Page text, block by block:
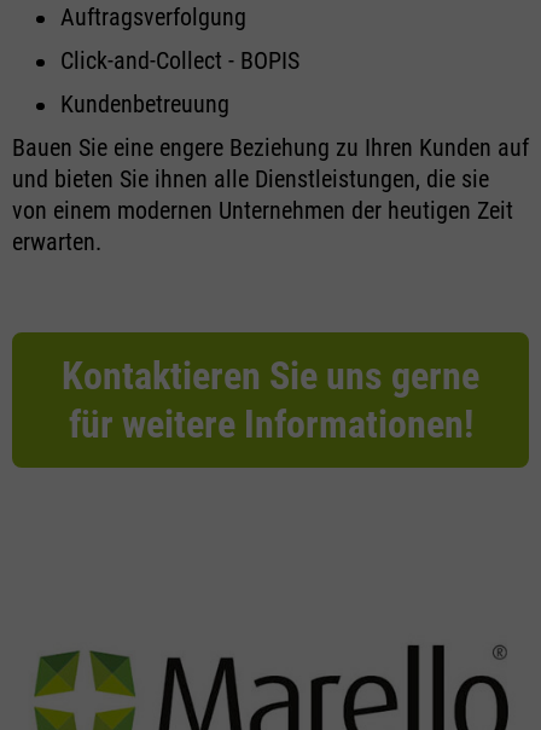
Auftragsverfolgung
Click-and-Collect - BOPIS
Kundenbetreuung
Bauen Sie eine engere Beziehung zu Ihren Kunden auf
und bieten Sie ihnen alle Dienstleistungen, die sie
von einem modernen Unternehmen der heutigen Zeit
erwarten.
Kontaktieren Sie uns gerne
für weitere Informationen!